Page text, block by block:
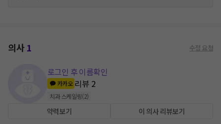
의사1 수정 요청
로그인 후 이름확인
카카오 리뷰 2
치과 스케일링(2)
약력보기 이 의사 리뷰보기